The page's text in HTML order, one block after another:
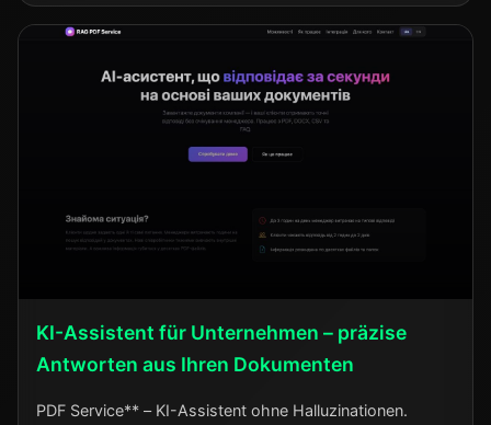
KI-Assistent für Unternehmen – präzise
Antworten aus Ihren Dokumenten
PDF Service** – KI-Assistent ohne Halluzinationen.